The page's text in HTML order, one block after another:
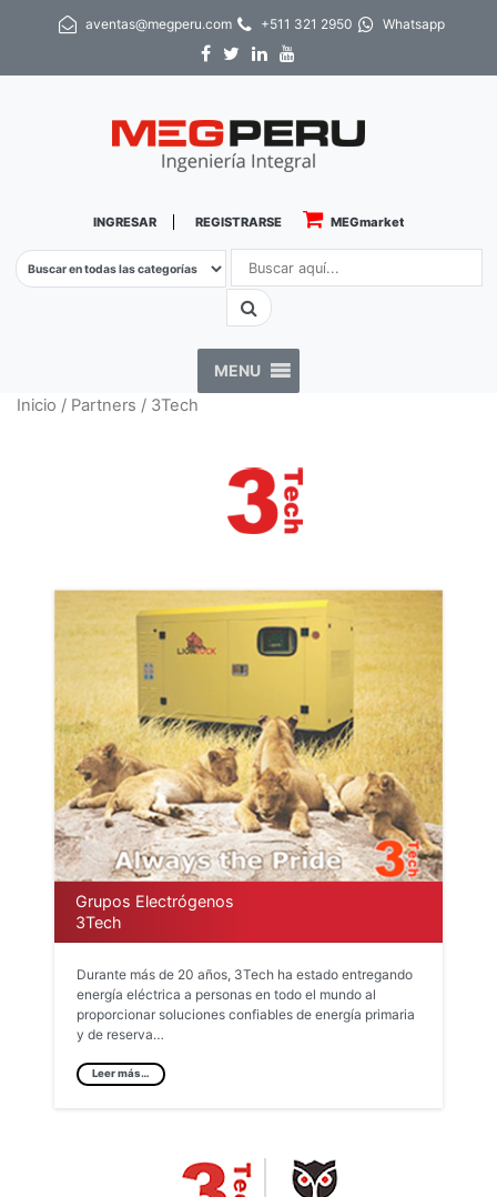
aventas@megperu.com +511 321 2950 Whatsapp
INGRESAR REGISTRARSE MEGmarket
MENU
Inicio / Partners / 3Tech
Grupos Electrógenos
3Tech
Durante más de 20 años, 3Tech ha estado entregando
energía eléctrica a personas en todo el mundo al
proporcionar soluciones confiables de energía primaria
y de reserva…
Leer más…